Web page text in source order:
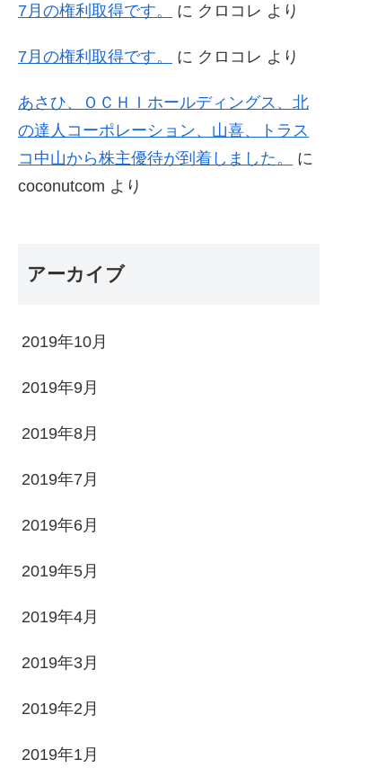
7月の権利取得です。 に クロコレ より
7月の権利取得です。 に クロコレ より
あさひ、ＯＣＨＩホールディングス、北
の達人コーポレーション、山喜、トラス
コ中山から株主優待が到着しました。
に
coconutcom より
アーカイブ
2019年10月
2019年9月
2019年8月
2019年7月
2019年6月
2019年5月
2019年4月
2019年3月
2019年2月
2019年1月